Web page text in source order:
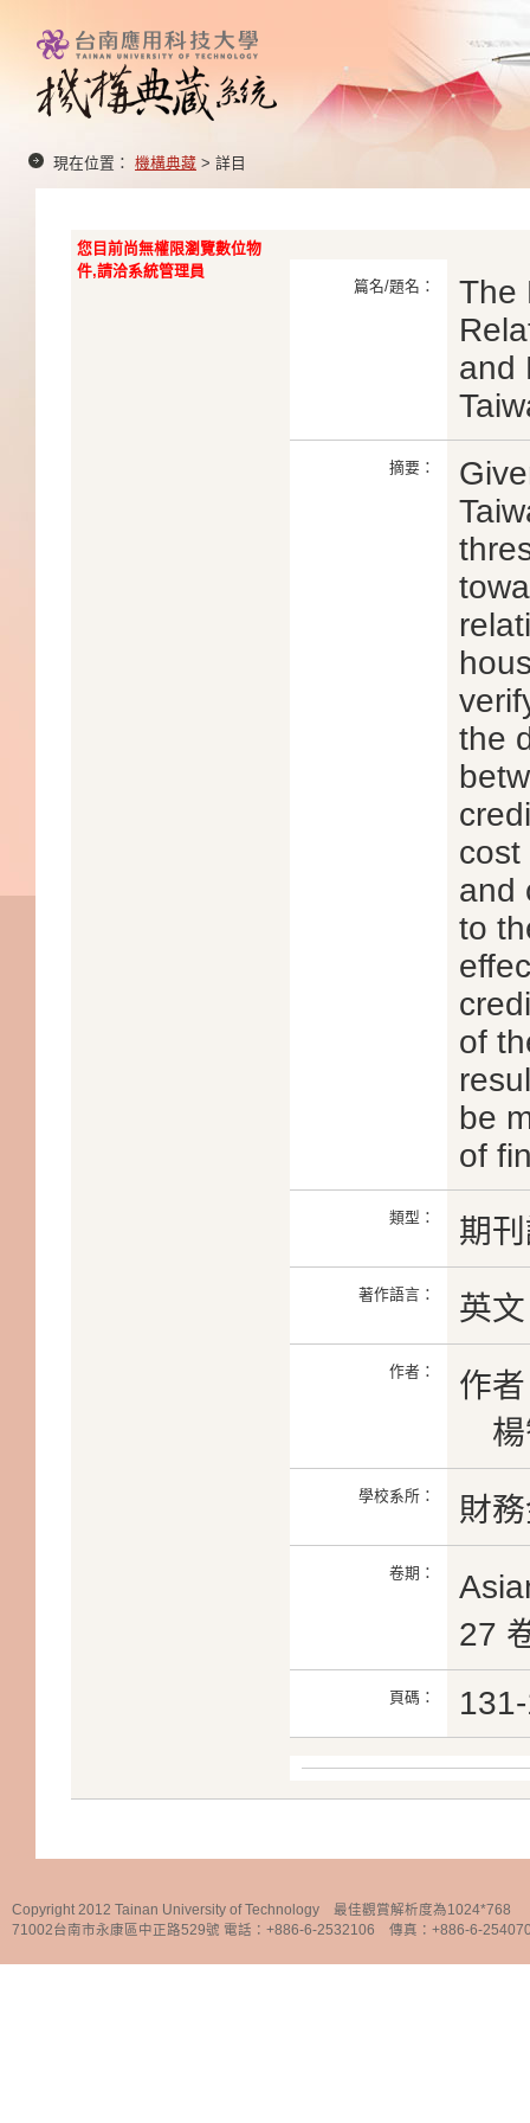
現在位置： 機構典藏 > 詳目
您目前尚無權限瀏覽數位物
件,請洽系統管理員
篇名/題名：
The
and
摘要：
the
cost
and
to
of
be
of
類型： 期
著作語言： 英文
作者：
作
楊
學校系所： 財
卷期：
27
頁碼：
Copyright 2012 Tainan University of Technology 最佳觀賞解析度為1024*768
71002台南市永康區中正路529號 電話：+886-6-2532106 傳真：+886-6-